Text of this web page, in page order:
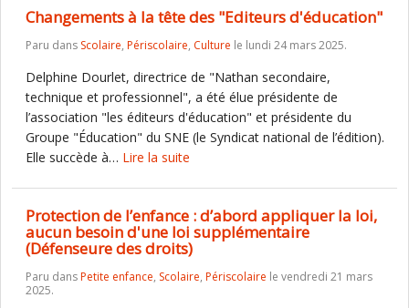
Changements à la tête des "Editeurs d'éducation"
Paru dans Scolaire, Périscolaire, Culture le lundi 24 mars 2025.
Delphine Dourlet, directrice de "Nathan secondaire,
technique et professionnel", a été élue présidente de
l’association "les éditeurs d'éducation" et présidente du
Groupe "Éducation" du SNE (le Syndicat national de l’édition).
Elle succède à… Lire la suite
Protection de l’enfance : d’abord appliquer la loi,
aucun besoin d'une loi supplémentaire
(Défenseure des droits)
Paru dansPetite enfance, Scolaire, Périscolaire le vendredi 21 mars
2025.